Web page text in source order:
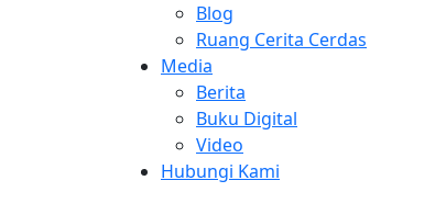
Blog
Ruang Cerita Cerdas
Media
Berita
Buku Digital
Video
Hubungi Kami